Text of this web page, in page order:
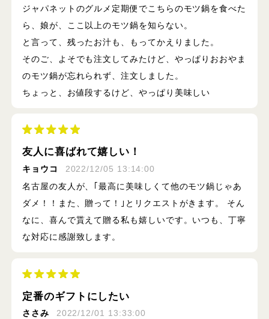
ジャパネットのグルメ定期便でこちらのモツ鍋を食べた
ら、娘が、ここ以上のモツ鍋を知らない。
と言って、残ったお汁も、もってかえりました。
そのご、よそでも注文してみたけど、やっぱりおおやま
のモツ鍋が忘れられず、注文しました。
ちょっと、お値段するけど、やっぱり美味しい
友人に喜ばれて嬉しい！
キョウコ
2022/12/05 13:14:00
名古屋の友人が、｢最高に美味しくて他のモツ鍋じゃあ
ダメ！！また、贈って！｣とリクエストがきます。 そん
なに、喜んで貰えて贈る私も嬉しいです。いつも、丁寧
な対応に感謝致します。
定番のギフトにしたい
ささみ
2022/12/01 13:33:00